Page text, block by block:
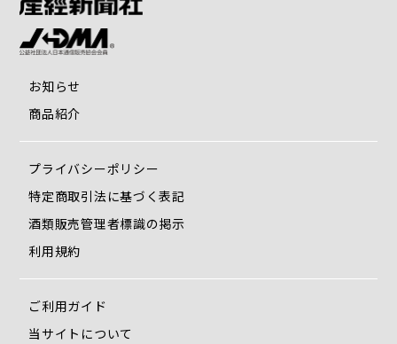
お知らせ
商品紹介
プライバシーポリシー
特定商取引法に基づく表記
酒類販売管理者標識の掲示
利用規約
ご利用ガイド
当サイトについて